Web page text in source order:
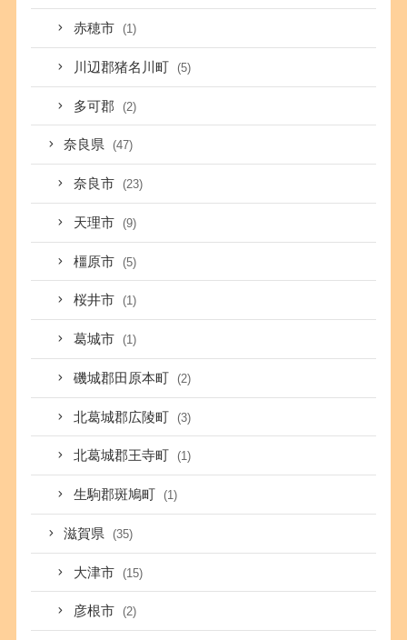
赤穂市 (1)
川辺郡猪名川町 (5)
多可郡 (2)
奈良県 (47)
奈良市 (23)
天理市 (9)
橿原市 (5)
桜井市 (1)
葛城市 (1)
磯城郡田原本町 (2)
北葛城郡広陵町 (3)
北葛城郡王寺町 (1)
生駒郡斑鳩町 (1)
滋賀県 (35)
大津市 (15)
彦根市 (2)